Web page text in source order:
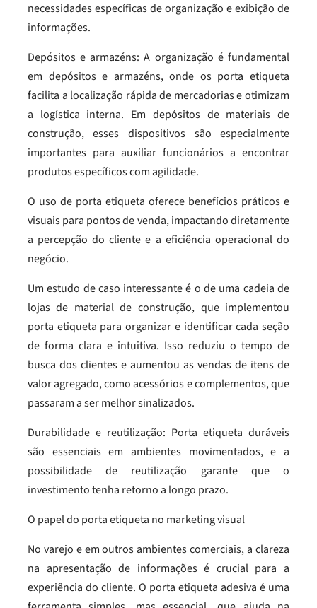
necessidades específicas de organização e exibição de
informações.
Depósitos e armazéns: A organização é fundamental
em depósitos e armazéns, onde os porta etiqueta
facilita a localização rápida de mercadorias e otimizam
a logística interna. Em depósitos de materiais de
construção, esses dispositivos são especialmente
importantes para auxiliar funcionários a encontrar
produtos específicos com agilidade.
O uso de porta etiqueta oferece benefícios práticos e
visuais para pontos de venda, impactando diretamente
a percepção do cliente e a eficiência operacional do
negócio.
Um estudo de caso interessante é o de uma cadeia de
lojas de material de construção, que implementou
porta etiqueta para organizar e identificar cada seção
de forma clara e intuitiva. Isso reduziu o tempo de
busca dos clientes e aumentou as vendas de itens de
valor agregado, como acessórios e complementos, que
passaram a ser melhor sinalizados.
Durabilidade e reutilização: Porta etiqueta duráveis
são essenciais em ambientes movimentados, e a
possibilidade de reutilização garante que o
investimento tenha retorno a longo prazo.
O papel do porta etiqueta no marketing visual
No varejo e em outros ambientes comerciais, a clareza
na apresentação de informações é crucial para a
experiência do cliente. O porta etiqueta adesiva é uma